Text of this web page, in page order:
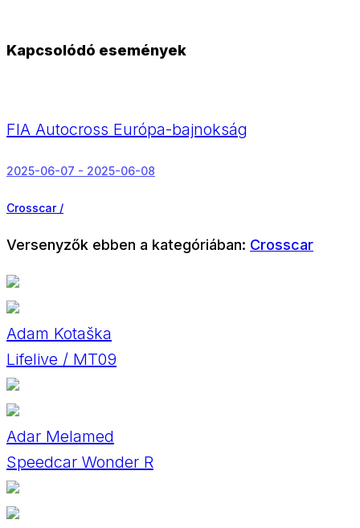
Kapcsolódó események
FIA Autocross Európa-bajnokság
2025-06-07 - 2025-06-08
Crosscar /
Versenyzők ebben a kategóriában: Crosscar
Adam Kotaška
Lifelive / MT09
Adar Melamed
Speedcar Wonder R